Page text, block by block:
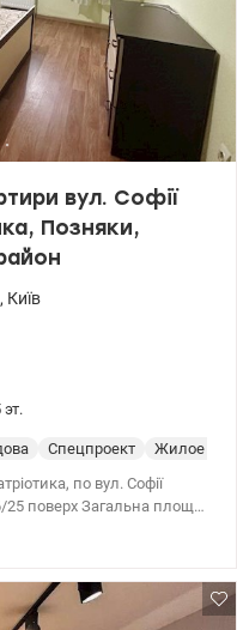
вул. Софії
Позняки,
, Київ
Спецпроект
Жилое
по вул. Софії
25 поверх Загальна площа
аптеки, поштові
для прогулянок та